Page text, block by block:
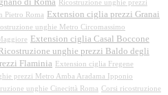
di Roma
Ricostruzione unghie prezzi
Pietro Roma Extension ciglia prezzi Granai
unghie Metro Circomassimo
Extension ciglia Casal Boccone
Ricostruzione unghie prezzi Baldo degli
Flaminia
Extension ciglia Fregene
prezzi Metro Amba Aradama Ipponio
unghie Cinecittà Roma Corsi ricostruzione